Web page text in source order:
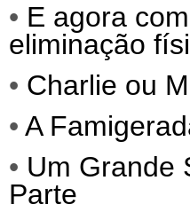
• E agora
eliminação
• Charlie ou
• A
• Um Grande
Parte